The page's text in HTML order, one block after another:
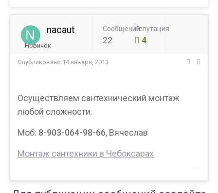
nacaut
Новичок
Сообщений
22
Репутация
4
Опубликовано 14 января, 2013
Осуществляем сантехнический монтаж
любой сложности.
Моб: 8-903-064-98-66, Вячеслав
Монтаж сантехники в Чебоксарах